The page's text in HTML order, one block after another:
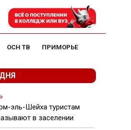
ОСН ТВ ПРИМОРЬЕ
эль-Шейха туристам
в заселении